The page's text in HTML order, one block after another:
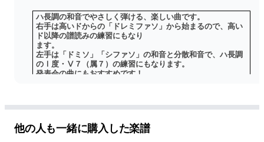
ハ長調の和音でやさしく弾ける、楽しい曲です。
右手は高いドからの「ドレミファソ」から始まるので、高い
ド以降の譜読みの練習にもなり
ます。
左手は「ドミソ」「シファソ」の和音と分散和音で、ハ長調
のⅠ度・Ⅴ７（属７）の練習にもなります。
発表会の曲にもおすすめです！
③２ページ完結でかならずひける！
他の人も一緒に購入した楽譜